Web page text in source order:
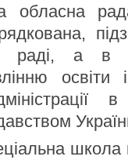
обласна
раді, а в
освіти